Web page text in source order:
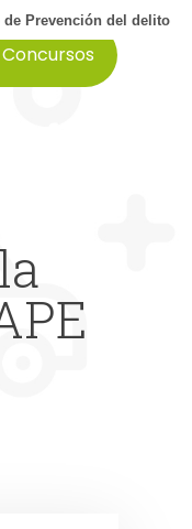
de Prevención del delito